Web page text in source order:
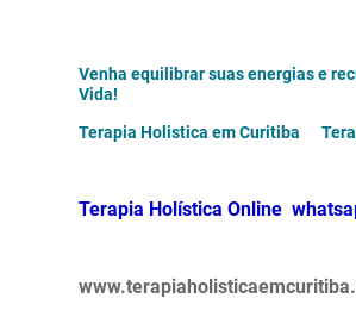
Venha equilibrar suas energias e
Vida!
Terapia Holistica em Curitiba
Terapia Holística Online